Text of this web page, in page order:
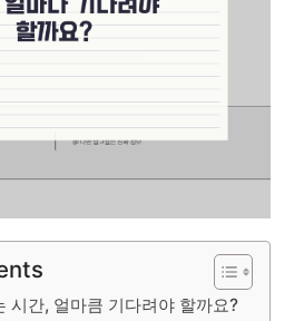
시간, 얼마큼 기다려야 할까요?